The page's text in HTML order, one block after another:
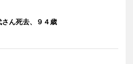
さん死去、９４歳